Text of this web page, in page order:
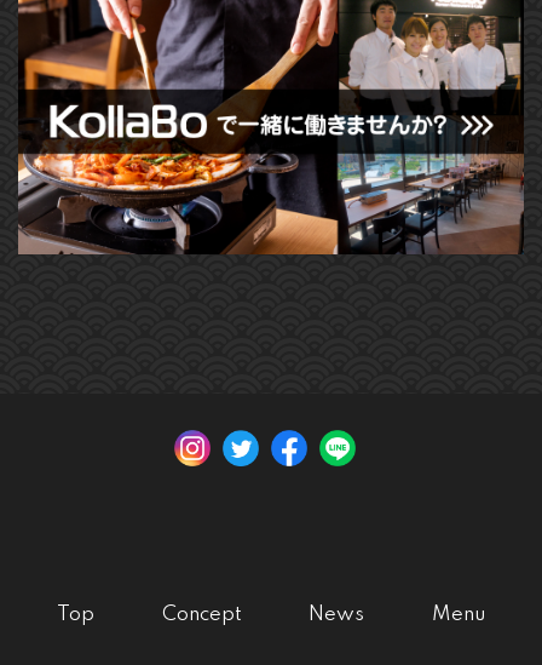
Top Concept News Menu